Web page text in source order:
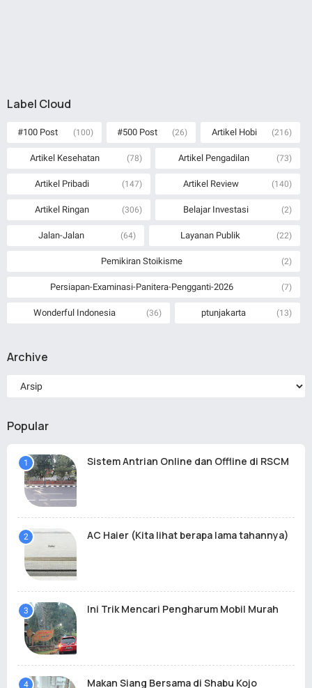
Label Cloud
#100 Post (100) #500 Post (26) Artikel Hobi (216)
Artikel Kesehatan (78) Artikel Pengadilan (73)
Artikel Pribadi (147) Artikel Review (140)
Artikel Ringan (306) Belajar Investasi (2)
Jalan-Jalan (64) Layanan Publik (22)
Pemikiran Stoikisme (2)
Persiapan-Examinasi-Panitera-Pengganti-2026 (7)
Wonderful Indonesia (36) ptunjakarta (13)
Archive
Popular
Sistem Antrian Online dan Offline di RSCM
AC Haier (Kita lihat berapa lama tahannya)
Ini Trik Mencari Pengharum Mobil Murah
Makan Siang Bersama di Shabu Kojo